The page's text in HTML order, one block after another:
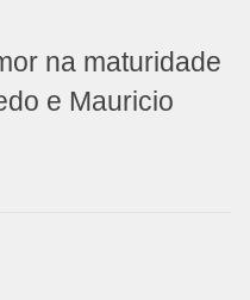
na maturidade
e Mauricio